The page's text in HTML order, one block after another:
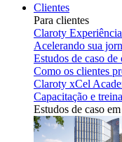
Clientes
Para clientes
Claroty
Acelerando sua
Estudos de caso de
Como os clientes
Claroty xCel
Capacitação e
Estudos de caso